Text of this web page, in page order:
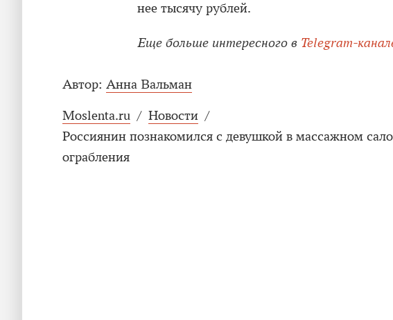
нее тысячу рублей.
Еще больше интересного в Telegram-
Автор: Анна Вальман
Moslenta.ru / Новости /
Россиянин познакомился с девушкой в массажном
ограбления